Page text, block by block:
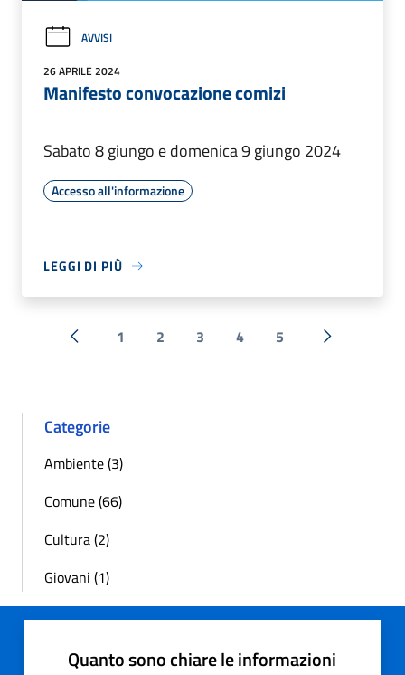
AVVISI
26 APRILE 2024
Manifesto convocazione comizi
Sabato 8 giungo e domenica 9 giungo 2024
Accesso all'informazione
LEGGI DI PIÙ
« Precedente
1 2 3 4 5 Successiva
Categorie
Ambiente (3)
Comune (66)
Cultura (2)
Giovani (1)
Quanto sono chiare le informazioni